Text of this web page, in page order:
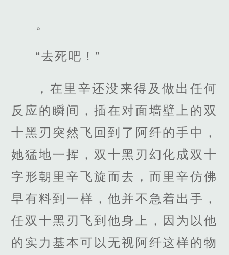
。
“去死吧！”
，在里辛还没来得及做出任何
反应的瞬间，插在对面墙壁上的双
十黑刃突然飞回到了阿纤的手中，
她猛地一挥，双十黑刃幻化成双十
字形朝里辛飞旋而去，而里辛仿佛
早有料到一样，他并不急着出手，
任双十黑刃飞到他身上，因为以他
的实力基本可以无视阿纤这样的物